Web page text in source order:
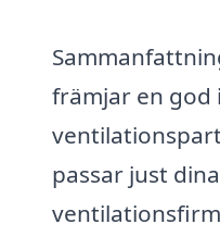
främjar en god
passar just